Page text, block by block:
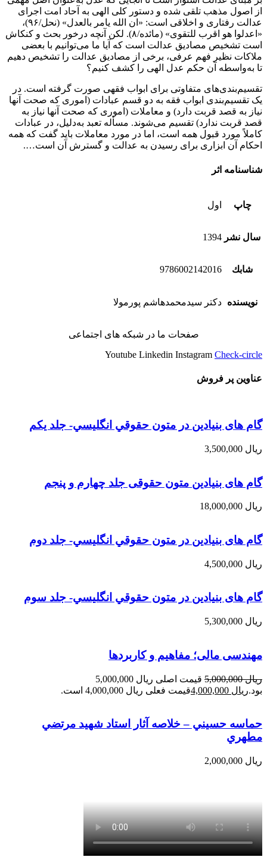
از اصول مذهب تلقی شده و دستور کلی الهی به آحاد امت اجرای
عدالت رفتاری و اخلاقی است: «ان الله یامر بالعدل» (نحل/۹۶)،
«اعدلوا هو اقرب للتقوی» (مائده/۸). لکن آنچه درخور بحث و کنکاش
است تشخیص مصادیق عدالت است که آیا ما می‌توانیم با بعضی
ملاکات نظیر فهم عرفی، برخی از مصادیق عدالت را تشخیص دهیم
تا به‌واسطه آن حکم عدل الهی را کشف کنیم؟
تقسیم‌بندی‌های متفاوتی برای ابواب فقهی صورت گرفته است. در
یک تقسیم‌بندی ابواب فقه به دو قسم عبادات (اموری که صحت آنها
نیاز به قصد قربت دارد) و معاملات (اموری که صحت آنها نیاز به
قصد قربت ندارد) تقسیم می‌شوند. مسأله تعبد به‌دلیل، در عبادات
کاملاً مورد قبول همه است، اما در مورد معاملات باید گفت که همه
احکام آن ابزاری برای رسیدن به عدالت و گسترش آن است….
شناسنامه اثر
چاپ اول
سال نشر 1394
شابك 9786002142016
نویسنده دکتر سیدمحمدهاشم پورمولا
صفحات ما در شبکه های اجتماعی
Youtube Linkedin Instagram Check-circle
عناوین پر فروش
گام های بنیادین در متون حقوقي انگليسي- جلد يكم
ریال
گام های بنیادین متون حقوقی جلد چهارم و پنجم
ریال
گام های بنیادین در متون حقوقي انگليسي- جلد دوم
ریال
گام های بنیادین در متون حقوقي انگليسي- جلد سوم
ریال
مهندسی مالی؛ مفاهیم و کاربردها
ریال5,000,000
قیمت اصلی ریال 5,000,000
بود.ریال قیمت فعلی ریال 4,000,000 است.
حماسه حسيني – خلاصه آثار استاد شهيد مرتضي
مطهري
ریال